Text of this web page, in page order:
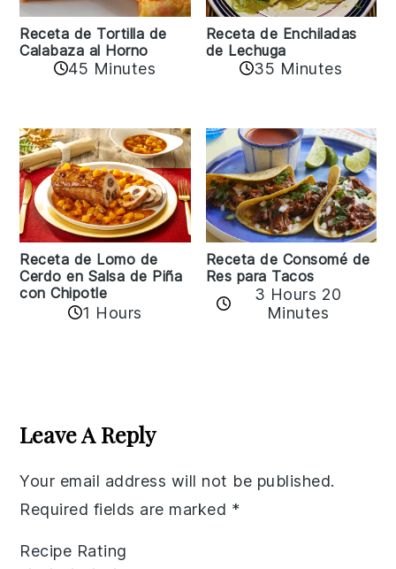
Receta de Tortilla de
Calabaza al Horno
45 Minutes
Receta de Enchiladas
de Lechuga
35 Minutes
Receta de Lomo de
Cerdo en Salsa de Piña
con Chipotle
1 Hours
Receta de Consomé de
Res para Tacos
3 Hours 20
Minutes
Interactions
Leave A Reply
Your email address will not be published.
Required fields are marked *
Recipe Rating